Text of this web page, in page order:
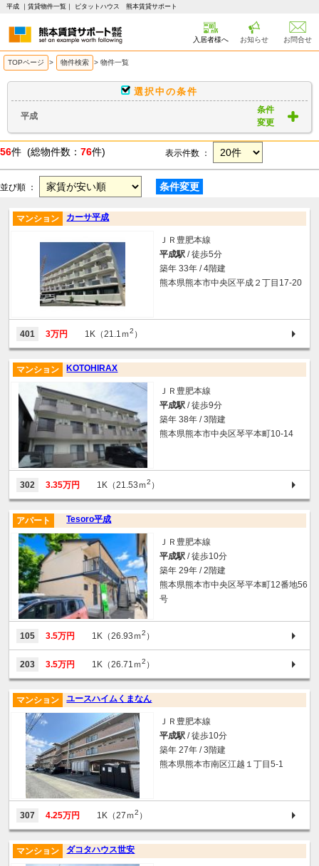
平成 ｜賃貸物件一覧｜ ピタットハウス 熊本賃貸サポート
入居者様へ お知らせ お問合せ
TOPページ > 物件検索 > 物件一覧
選択中の条件
平成
条件
変更
56件 (総物件数： 76件) 表示件数 ：
並び順 ： 条件変更
カーサ平成
マンション
ＪＲ豊肥本線
平成駅 / 徒歩5分
築年 33年 / 4階建
熊本県熊本市中央区平成２丁目17-20
401 3万円 1K（21.1ｍ2 ）
KOTOHIRAX
マンション
ＪＲ豊肥本線
平成駅 / 徒歩9分
築年 38年 / 3階建
熊本県熊本市中央区琴平本町10-14
302 3.35万円 1K（21.53ｍ2 ）
Tesoro平成
アパート
ＪＲ豊肥本線
平成駅 / 徒歩10分
築年 29年 / 2階建
熊本県熊本市中央区琴平本町12番地56
号
105 3.5万円 1K（26.93ｍ2 ）
203 3.5万円 1K（26.71ｍ2 ）
ユースハイムくまなん
マンション
ＪＲ豊肥本線
平成駅 / 徒歩10分
築年 27年 / 3階建
熊本県熊本市南区江越１丁目5-1
307 4.25万円 1K（27ｍ2 ）
ダコタハウス世安
マンション